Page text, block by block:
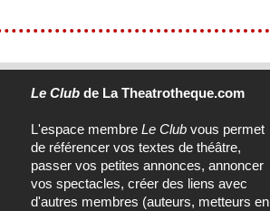
Le Club de La Theatrotheque.com
L'espace membreLe Club vous permet
de référencer vos textes de théâtre,
passer vos petites annonces, annoncer
vos spectacles, créer des liens avec
d'autres membres (auteurs, metteurs en